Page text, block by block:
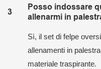
3
Posso indossare
allenarmi in
Sì, il set di felpe
allenamenti in
materiale traspirante.